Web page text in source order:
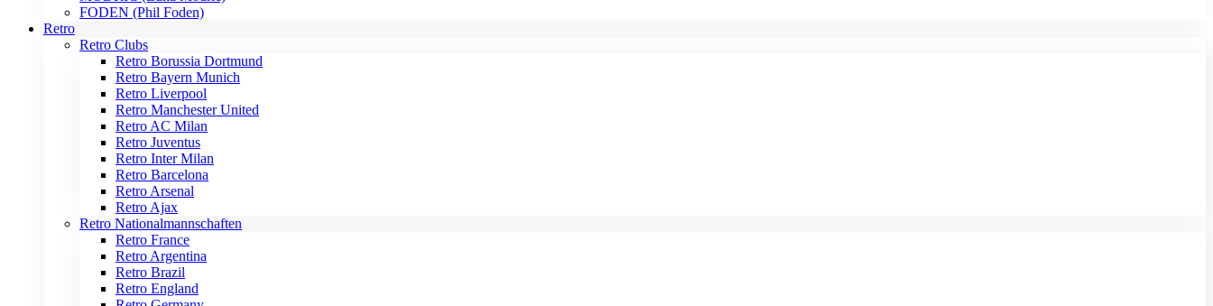
FODEN (Phil Foden)
Retro
Retro Clubs
Retro Borussia Dortmund
Retro Bayern Munich
Retro Liverpool
Retro Manchester United
Retro AC Milan
Retro Juventus
Retro Inter Milan
Retro Barcelona
Retro Arsenal
Retro Ajax
Retro Nationalmannschaften
Retro France
Retro Argentina
Retro Brazil
Retro England